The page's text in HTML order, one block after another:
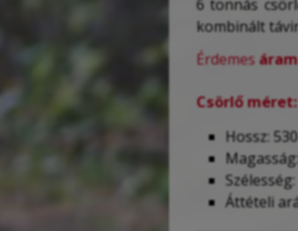
6 tonnás
kombinált
Érdemes
Csörlő méret:
Hossz:
Áttételi